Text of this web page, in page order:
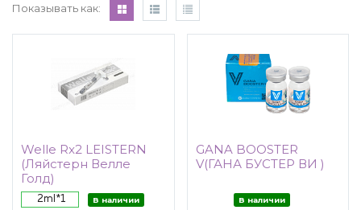
Показывать как:
Welle Rx2 LEISTERN
(Ляйстерн Велле
Голд)
2ml*1 В наличии
GANA BOOSTER
V(ГАНА БУСТЕР ВИ )
В наличии